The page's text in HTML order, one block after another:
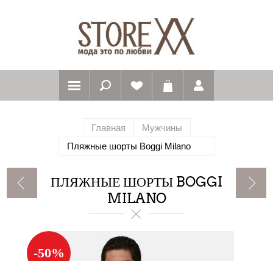
Главная
Мужчины
Пляжные шорты Boggi Milano
ПЛЯЖНЫЕ ШОРТЫ BOGGI
MILANO
-50%